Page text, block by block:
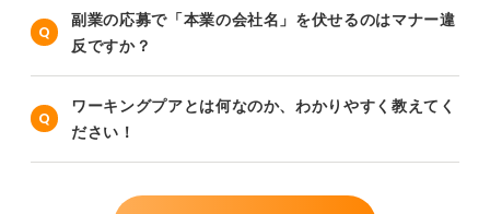
副業の応募で「本業の会社名」を伏せるのはマナー違
反ですか？
ワーキングプアとは何なのか、わかりやすく教えてく
ださい！